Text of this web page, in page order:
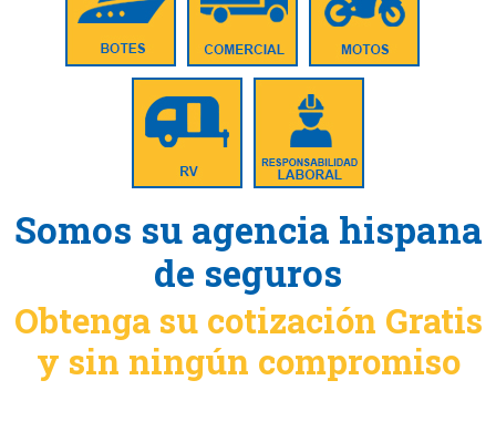
Somos su agencia hispana
de seguros
Obtenga su cotización Gratis
y sin ningún compromiso